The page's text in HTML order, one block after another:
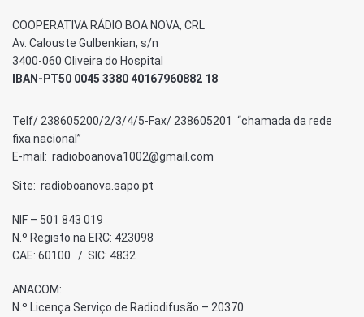
COOPERATIVA RÁDIO BOA NOVA, CRL
Av. Calouste Gulbenkian, s/n
3400-060 Oliveira do Hospital
IBAN-PT50 0045 3380 40167960882 18
Telf/ 238605200/2/3/4/5-Fax/ 238605201 “chamada da rede
fixa nacional”
E-mail: radioboanova1002@gmail.com
Site: radioboanova.sapo.pt
NIF – 501 843 019
N.º Registo na ERC: 423098
CAE: 60100 / SIC: 4832
ANACOM:
N.º Licença Serviço de Radiodifusão – 20370